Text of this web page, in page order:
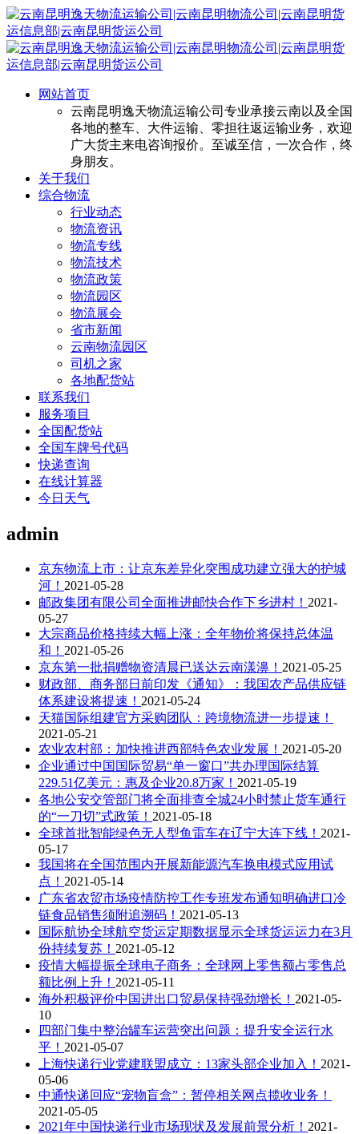
网站首页
云南昆明逸天物流运输公司专业承接云南以及全国
各地的整车、大件运输、零担往返运输业务，欢迎
广大货主来电咨询报价。至诚至信，一次合作，终
身朋友。
关于我们
综合物流
行业动态
物流资讯
物流专线
物流技术
物流政策
物流园区
物流展会
省市新闻
云南物流园区
司机之家
各地配货站
联系我们
服务项目
全国配货站
全国车牌号代码
快递查询
在线计算器
今日天气
admin
京东物流上市：让京东差异化突围成功建立强大的护城
河！ 2021-05-28
邮政集团有限公司全面推进邮快合作下乡进村！ 2021-
05-27
大宗商品价格持续大幅上涨：全年物价将保持总体温
和！ 2021-05-26
京东第一批捐赠物资清晨已送达云南漾濞！ 2021-05-25
财政部、商务部日前印发《通知》：我国农产品供应链
体系建设将提速！ 2021-05-24
天猫国际组建官方采购团队：跨境物流进一步提速！
2021-05-21
农业农村部：加快推进西部特色农业发展！ 2021-05-20
企业通过中国国际贸易“单一窗口”共办理国际结算
229.51亿美元：惠及企业20.8万家！ 2021-05-19
各地公安交管部门将全面排查全城24小时禁止货车通行
的“一刀切”式政策！ 2021-05-18
全球首批智能绿色无人型鱼雷车在辽宁大连下线！ 2021-
05-17
我国将在全国范围内开展新能源汽车换电模式应用试
点！ 2021-05-14
广东省农贸市场疫情防控工作专班发布通知明确进口冷
链食品销售须附追溯码！ 2021-05-13
国际航协全球航空货运定期数据显示全球货运运力在3月
份持续复苏！ 2021-05-12
疫情大幅提振全球电子商务：全球网上零售额占零售总
额比例上升！ 2021-05-11
海外积极评价中国进出口贸易保持强劲增长！ 2021-05-
10
四部门集中整治罐车运营突出问题：提升安全运行水
平！ 2021-05-07
上海快递行业党建联盟成立：13家头部企业加入！ 2021-
05-06
中通快递回应“宠物盲盒”：暂停相关网点揽收业务！
2021-05-05
2021年中国快递行业市场现状及发展前景分析！ 2021-